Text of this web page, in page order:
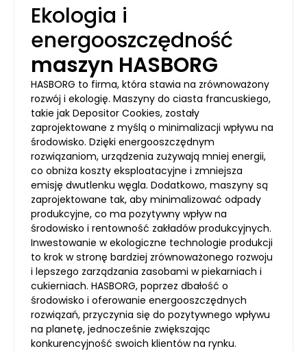
Ekologia i
energooszczędność
maszyn HASBORG
HASBORG to firma, która stawia na zrównoważony
rozwój i ekologię. Maszyny do ciasta francuskiego,
takie jak Depositor Cookies, zostały
zaprojektowane z myślą o minimalizacji wpływu na
środowisko. Dzięki energooszczędnym
rozwiązaniom, urządzenia zużywają mniej energii,
co obniża koszty eksploatacyjne i zmniejsza
emisję dwutlenku węgla. Dodatkowo, maszyny są
zaprojektowane tak, aby minimalizować odpady
produkcyjne, co ma pozytywny wpływ na
środowisko i rentowność zakładów produkcyjnych.
Inwestowanie w ekologiczne technologie produkcji
to krok w stronę bardziej zrównoważonego rozwoju
i lepszego zarządzania zasobami w piekarniach i
cukierniach. HASBORG, poprzez dbałość o
środowisko i oferowanie energooszczędnych
rozwiązań, przyczynia się do pozytywnego wpływu
na planetę, jednocześnie zwiększając
konkurencyjność swoich klientów na rynku.